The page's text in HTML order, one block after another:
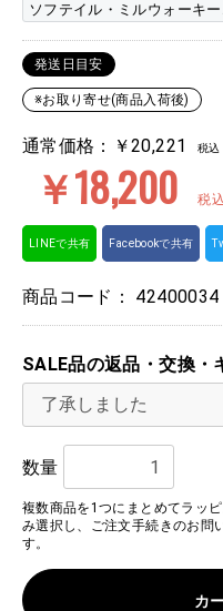
ソフテイル・ミルウォーキー
発送日目安
※お取り寄せ(商品入荷後)
通常価格：￥20,221 税込
￥18,200 税込
LINEで共有 Facebookで共有
商品コード： 42400034
SALE品の返品・交換・
数量
複数商品を1つにまとめてラッ
み選択し、ご注文手続きのお問
す。
カ